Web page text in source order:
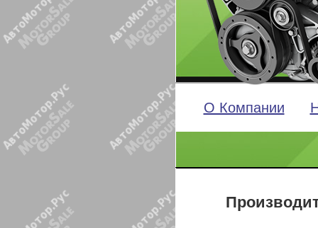
О Компании